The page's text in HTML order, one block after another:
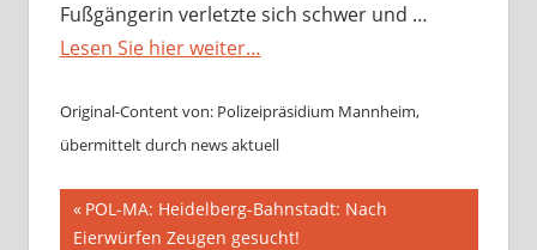
Fußgängerin verletzte sich schwer und …
Lesen Sie hier weiter…
Original-Content von: Polizeipräsidium Mannheim,
übermittelt durch news aktuell
Beitragsnavigation
Vorheriger
Beitrag:
POL-MA: Heidelberg-Bahnstadt: Nach
Eierwürfen Zeugen gesucht!